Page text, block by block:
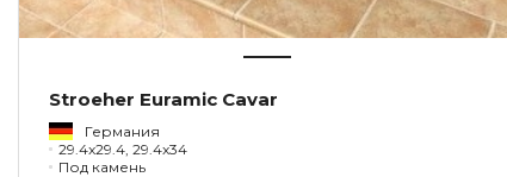
Stroeher Euramic Cavar
Германия
29.4x29.4, 29.4x34
Под камень